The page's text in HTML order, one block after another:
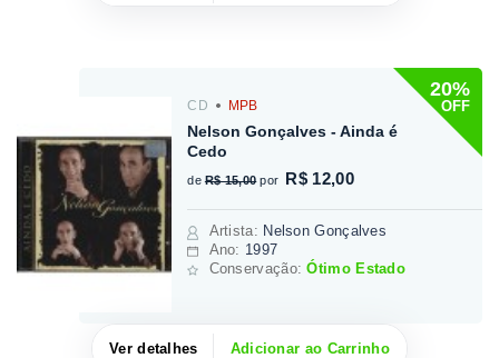
20%
OFF
CD MPB
Nelson Gonçalves - Ainda é
Cedo
de R$ 15,00 por R$ 12,00
Artista: Nelson Gonçalves
Ano: 1997
Conservação:Ótimo Estado
Ver detalhes Adicionar ao Carrinho